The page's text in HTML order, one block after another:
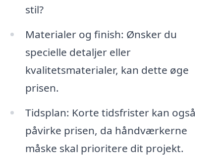
stil?
Materialer og finish: Ønsker du
specielle detaljer eller
kvalitetsmaterialer, kan dette øge
prisen.
Tidsplan: Korte tidsfrister kan også
påvirke prisen, da håndværkerne
måske skal prioritere dit projekt.